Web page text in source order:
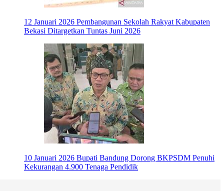
12 Januari 2026 Pembangunan Sekolah Rakyat Kabupaten
Bekasi Ditargetkan Tuntas Juni 2026
10 Januari 2026 Bupati Bandung Dorong BKPSDM Penuhi
Kekurangan 4.900 Tenaga Pendidik